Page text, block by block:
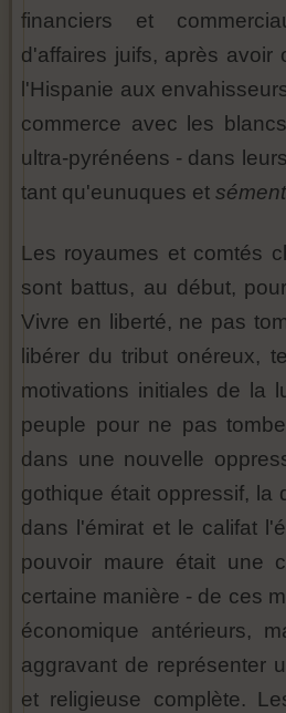
financiers et
d'affaires juifs, après avoir
l'Hispanie aux
commerce avec les
ultra-pyrénéens - dans
tant qu'eunuques et
Les royaumes et comtés
sont battus, au début,
Vivre en liberté, ne pas
libérer du tribut onéreux,
motivations initiales de la
peuple pour ne pas
dans une nouvelle
gothique était oppressif, la
dans l'émirat et le califat
pouvoir maure était une
certaine manière - de ces
économique antérieurs,
aggravant de représenter
et religieuse complète.